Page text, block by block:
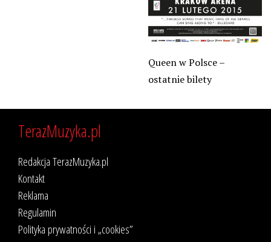
Queen w Polsce –
ostatnie bilety
TerazMuzyka.pl
Redakcja TerazMuzyka.pl
Kontakt
Reklama
Regulamin
Polityka prywatności i „cookies”